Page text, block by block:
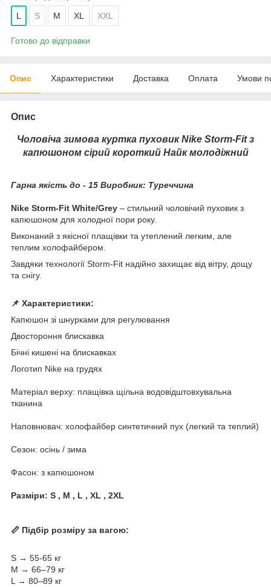
L S M XL XXL
Готово до відправки
Опис Характеристики Доставка Оплата Умови
Опис
Чоловіча зимова куртка пуховик Nike Storm-Fit з
капюшоном сірий короткий Найк молодіжний
Гарна якість до - 15 Виробник: Туреччина
Nike Storm-Fit White/Grey – стильний чоловічий пуховик з
капюшоном для холодної пори року.
Виконаний з якісної плащівки та утеплений легким, але
теплим холофайбером.
Завдяки технології Storm-Fit надійно захищає від вітру, дощу
та снігу.
📌 Характеристики:
Капюшон зі шнурками для регулювання
Двостороння блискавка
Бічні кишені на блискавках
Логотип Nike на грудях
Матеріал верху: плащівка щільна водовідштовхувальна
тканина
Наповнювач: холофайбер синтетичний пух (легкий та теплий)
Сезон: осінь / зима
Фасон: з капюшоном
Разміри: S , M , L , XL , 2XL
📏 Підбір розміру за вагою:
S → 55-65 кг
M → 66–79 кг
L → 80–89 кг